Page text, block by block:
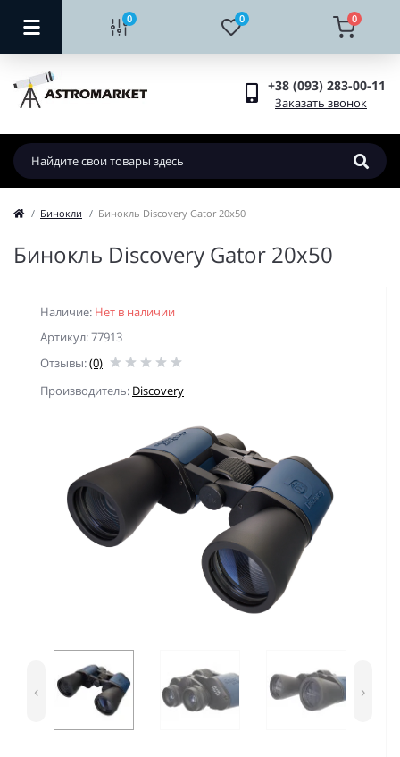
0 0 0
+38 (093) 283-00-11
Заказать звонок
Бинокли Бинокль Discovery Gator 20x50
Бинокль Discovery Gator 20x50
Наличие: Нет в наличии
Артикул: 77913
Отзывы:(0)
Производитель: Discovery
‹ ›